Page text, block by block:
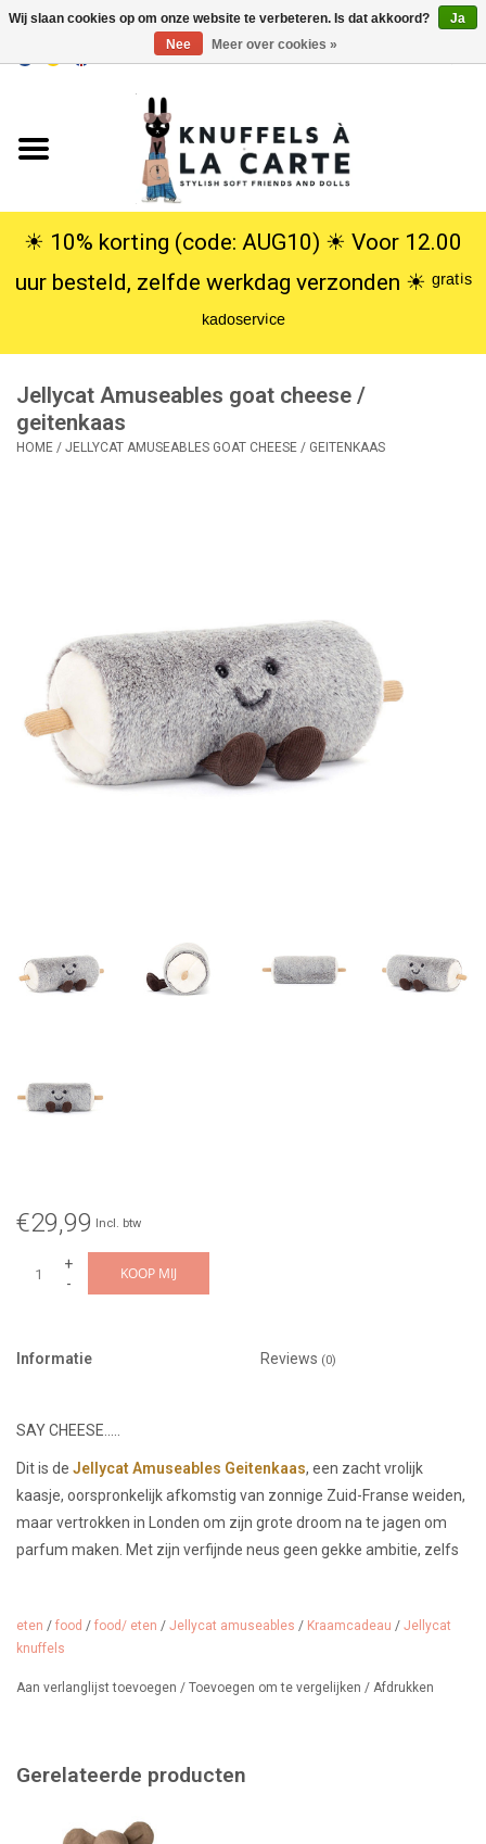
USD
Knuffels
Poppen
SALE
Cadeauservice
☀︎ 10% korting (code: AUG10) ☀︎ Voor 12.00
uur besteld, zelfde werkdag verzonden ☀︎ ᵍʳᵃᵗⁱˢ
ᵏᵃᵈᵒˢᵉʳᵛⁱᶜᵉ
Jellycat Amuseables goat cheese /
geitenkaas
HOME / JELLYCAT AMUSEABLES GOAT CHEESE / GEITENKAAS
€29,99 Incl. btw
+
-
KOOP MIJ
Informatie Reviews (0)
SAY CHEESE.....
Dit is de Jellycat Amuseables Geitenkaas, een zacht vrolijk
kaasje, oorspronkelijk afkomstig van zonnige Zuid-Franse weiden,
maar vertrokken in Londen om zijn grote droom na te jagen om
parfum maken. Met zijn verfijnde neus geen gekke ambitie, zelfs
Toch blijft hij trouw aan zijn roots en brengt hij elke zomer door in
Frankrijk, samen met zijn neefjes Amuseables Brie en
eten / food / food/ eten / Jellycat amuseables / Kraamcadeau / Jellycat
knuffels
Aan verlanglijst toevoegen / Toevoegen om te vergelijken / Afdrukken
Gerelateerde producten
Wij slaan cookies op om onze website te verbeteren. Is dat akkoord?
Ja
Nee
Meer over cookies »